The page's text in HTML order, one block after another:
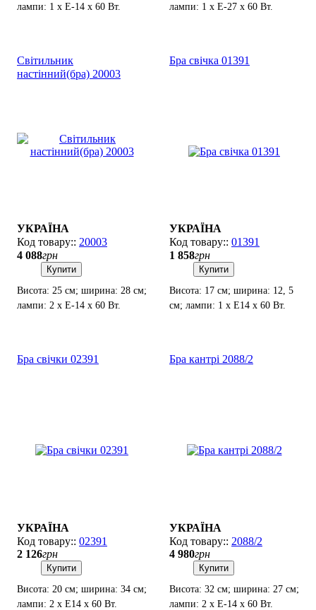
лампи: 1 х Е-14 х 60 Вт.
лампи: 1 х Е-27 х 60 Вт.
Світильник
настінний(бра) 20003
УКРАЇНА
20003
4 088грн
Купити
Висота: 25 см; ширина: 28 см;
лампи: 2 х Е-14 х 60 Вт.
Бра свічка 01391
УКРАЇНА
01391
1 858грн
Купити
Висота: 17 см; ширина: 12, 5
см; лампи: 1 х Е14 х 60 Вт.
Бра свічки 02391
УКРАЇНА
02391
2 126грн
Купити
Висота: 20 см; ширина: 34 см;
лампи: 2 х Е14 х 60 Вт.
Бра кантрі 2088/2
УКРАЇНА
2088/2
4 980грн
Купити
Висота: 32 см; ширина: 27 см;
лампи: 2 х Е-14 х 60 Вт.